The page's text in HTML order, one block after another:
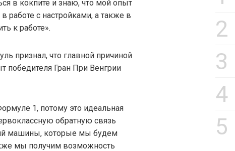
в кокпите и знаю, что мой опыт
работе с настройками, а также в
к работе».
признал, что главной причиной
победителя Гран При Венгрии
1, потому это идеальная
обратную связь
машины, которые мы будем
мы получим возможность
2
3
4
5